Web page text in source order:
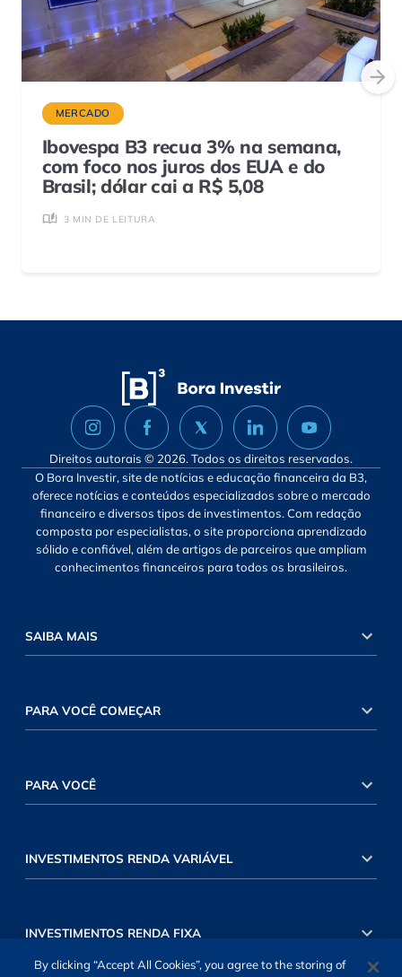
MERCADO
Ibovespa B3 recua 3% na semana,
com foco nos juros dos EUA e do
Brasil; dólar cai a R$ 5,08
3 MIN DE LEITURA
Direitos autorais © 2026. Todos os direitos reservados.
O Bora Investir, site de notícias e educação financeira da B3,
oferece notícias e conteúdos especializados sobre o mercado
financeiro e diversos tipos de investimentos. Com redação
composta por especialistas, o site proporciona aprendizado
sólido e confiável, além de artigos de parceiros que ampliam
conhecimentos financeiros para todos os brasileiros.
SAIBA MAIS
PARA VOCÊ COMEÇAR
PARA VOCÊ
INVESTIMENTOS RENDA VARIÁVEL
INVESTIMENTOS RENDA FIXA
By clicking “Accept All Cookies”, you agree to the storing of